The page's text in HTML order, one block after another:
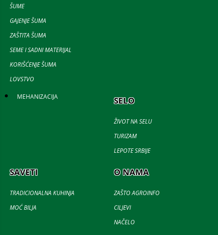
ŠUME
GAJENJE ŠUMA
ZAŠTITA ŠUMA
SEME I SADNI MATERIJAL
KORIŠĆENJE ŠUMA
LOVSTVO
MEHANIZACIJA SELO
ŽIVOT NA SELU
TURIZAM
LEPOTE SRBIJE
SAVETI
TRADICIONALNA KUHINJA
MOĆ BILJA
O NAMA
ZAŠTO AGROINFO
CILJEVI
NAČELO